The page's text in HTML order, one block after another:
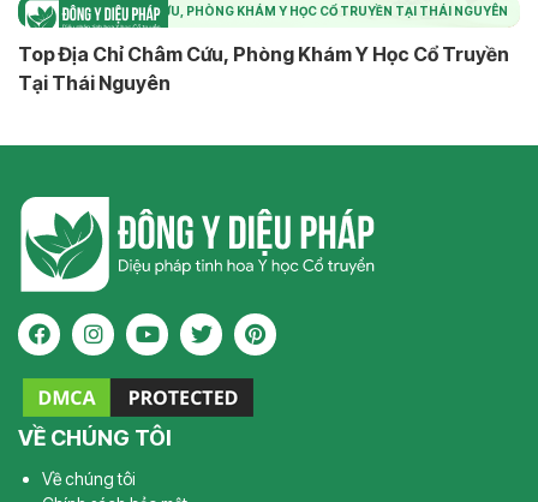
TOP ĐỊA CHỈ CHÂM CỨU, PHÒNG KHÁM Y HỌC CỔ TRUYỀN TẠI THÁI NGUYÊN
Top Địa Chỉ Châm Cứu, Phòng Khám Y Học Cổ Truyền
Tại Thái Nguyên
VỀ CHÚNG TÔI
Về chúng tôi